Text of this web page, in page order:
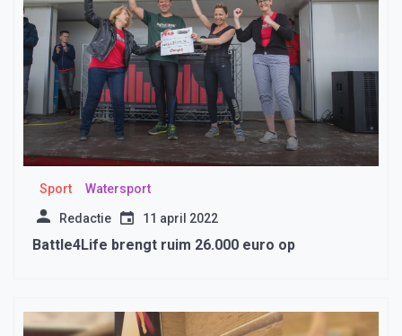
Sport Watersport
Redactie 11 april 2022
Battle4Life brengt ruim 26.000 euro op